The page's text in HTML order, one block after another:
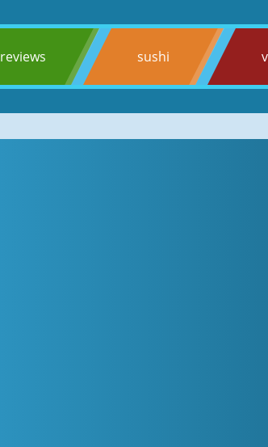
reviews sushi